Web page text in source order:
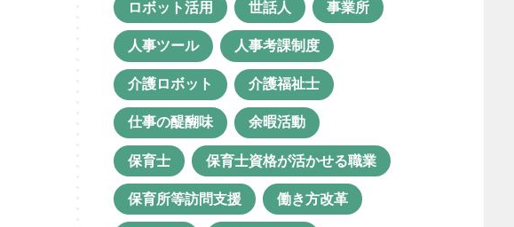
ソーシャルワーク実習
チーム支援 プロジェクト
ポコ・ア・ポコ ユニポス
リハビリテーション
リファラル採用
ルーチェ グループホーム
ロボット活用 世話人 事業所
人事ツール 人事考課制度
介護ロボット 介護福祉士
仕事の醍醐味 余暇活動
保育士 保育士資格が活かせる職業
保育所等訪問支援 働き方改革